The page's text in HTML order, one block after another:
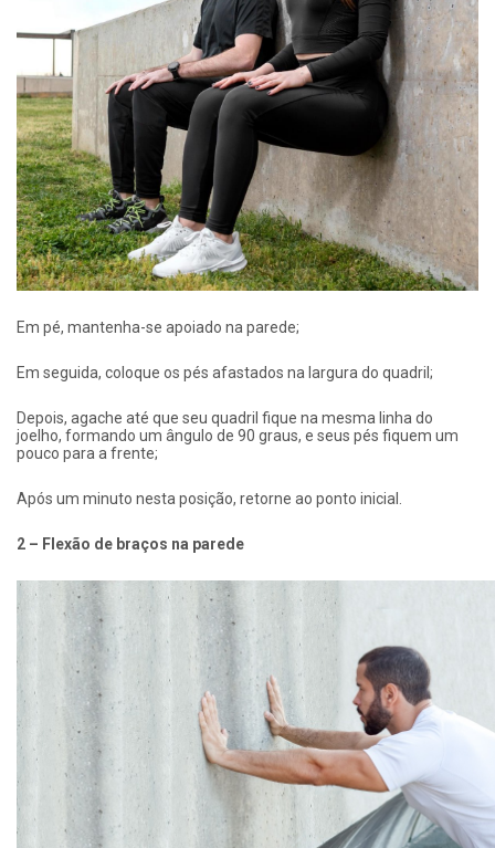
Em pé, mantenha-se apoiado na parede;
Em seguida, coloque os pés afastados na largura do quadril;
Depois, agache até que seu quadril fique na mesma linha do
joelho, formando um ângulo de 90 graus, e seus pés fiquem um
pouco para a frente;
Após um minuto nesta posição, retorne ao ponto inicial.
2 – Flexão de braços na parede